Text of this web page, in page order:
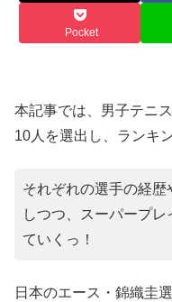
Pocket
本記事では、男子テニ
10人を選出し、ランキ
それぞれの選手の経
しつつ、スーパープ
ていくっ！
日本のエース・錦織圭